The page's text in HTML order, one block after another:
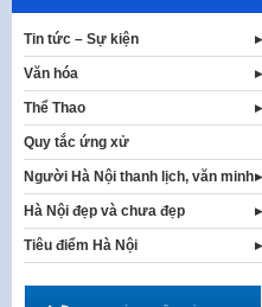
Tin tức – Sự kiện
Văn hóa
Thể Thao
Quy tắc ứng xử
Người Hà Nội thanh lịch, văn minh
Hà Nội đẹp và chưa đẹp
Tiêu điểm Hà Nội